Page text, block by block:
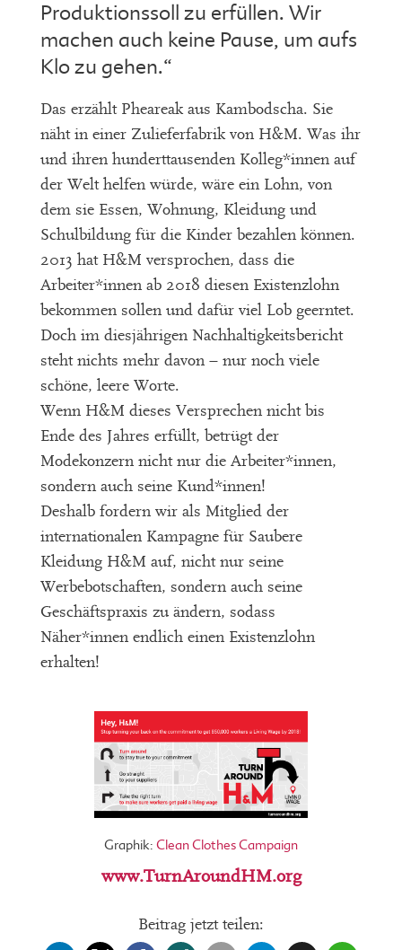
Produktionssoll zu erfüllen. Wir
machen auch keine Pause, um aufs
Klo zu gehen.“
Das erzählt Pheareak aus Kambodscha. Sie
näht in einer Zulieferfabrik von H&M. Was ihr
und ihren hunderttausenden Kolleg*innen auf
der Welt helfen würde, wäre ein Lohn, von
dem sie Essen, Wohnung, Kleidung und
Schulbildung für die Kinder bezahlen können.
2013 hat H&M versprochen, dass die
Arbeiter*innen ab 2018 diesen Existenzlohn
bekommen sollen und dafür viel Lob geerntet.
Doch im diesjährigen Nachhaltigkeitsbericht
steht nichts mehr davon – nur noch viele
schöne, leere Worte.
Wenn H&M dieses Versprechen nicht bis
Ende des Jahres erfüllt, betrügt der
Modekonzern nicht nur die Arbeiter*innen,
sondern auch seine Kund*innen!
Deshalb fordern wir als Mitglied der
internationalen Kampagne für Saubere
Kleidung H&M auf, nicht nur seine
Werbebotschaften, sondern auch seine
Geschäftspraxis zu ändern, sodass
Näher*innen endlich einen Existenzlohn
erhalten!
Graphik: Clean Clothes Campaign
www.TurnAroundHM.org
Beitrag jetzt teilen: